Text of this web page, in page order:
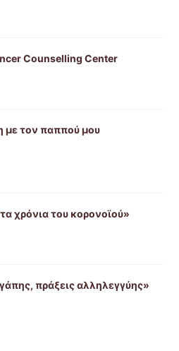
Counselling Center
με τον παππού μου
χρόνια του κορονοϊού»
πράξεις αλληλεγγύης»